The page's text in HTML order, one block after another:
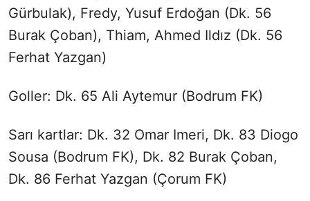
Gürbulak), Fredy, Yusuf Erdoğan (Dk. 56
Burak Çoban), Thiam, Ahmed Ildız (Dk. 56
Ferhat Yazgan)
Goller: Dk. 65 Ali Aytemur (Bodrum FK)
Sarı kartlar: Dk. 32 Omar Imeri, Dk. 83 Diogo
Sousa (Bodrum FK), Dk. 82 Burak Çoban,
Dk. 86 Ferhat Yazgan (Çorum FK)